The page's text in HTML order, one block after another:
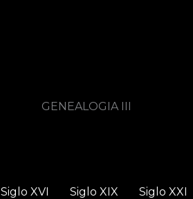
GENEALOGIA III
Siglo XVI Siglo XIX Siglo XXI